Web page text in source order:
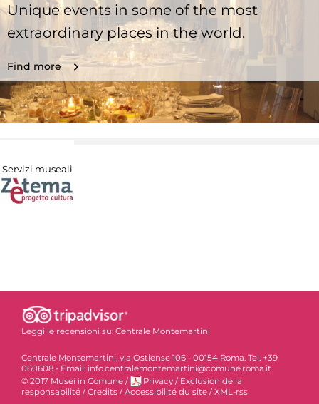
Unique events in some of the most
extraordinary places in the world.
Find more
Servizi museali
Leggi le recensioni su: Centrale Montemartini
Centrale Montemartini, via Ostiense 106 - 00154 Roma. Tel. +39
060608 - Email: info.centralemontemartini@comune.roma.it
© 2017 Musei in Comune / Privacy / Exclusion de la
responsabilité / Credits / Accessibilité du site / XML-rss